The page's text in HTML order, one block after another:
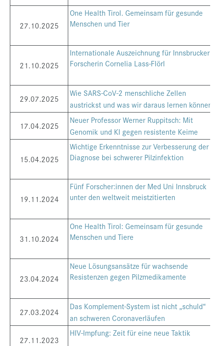
27.10.2025
One Health Tirol. Gemeinsam für gesunde
Menschen und Tier
21.10.2025
Internationale Auszeichnung für Innsbrucker
Forscherin Cornelia Lass-Flörl
29.07.2025
Wie SARS-CoV-2 menschliche Zellen
austrickst und was wir daraus lernen können
17.04.2025
Neuer Professor Werner Ruppitsch: Mit
Genomik und KI gegen resistente Keime
15.04.2025
Wichtige Erkenntnisse zur Verbesserung der
Diagnose bei schwerer Pilzinfektion
19.11.2024
Fünf Forscher:innen der Med Uni Innsbruck
unter den weltweit meistzitierten
31.10.2024
One Health Tirol: Gemeinsam für gesunde
Menschen und Tiere
23.04.2024
Neue Lösungsansätze für wachsende
Resistenzen gegen Pilzmedikamente
27.03.2024
Das Komplement-System ist nicht „schuld“
an schweren Coronaverläufen
27.11.2023
HIV-Impfung: Zeit für eine neue Taktik